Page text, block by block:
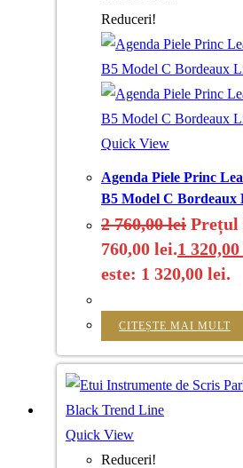
Reduceri!
Quick View
Agenda Piele Princ
B5 Model C Bordeaux
2 760,00lei Prețul
760,00 lei.1 320,00
este: 1 320,00 lei.
CITEȘTE MAI MULT
Quick View
Reduceri!